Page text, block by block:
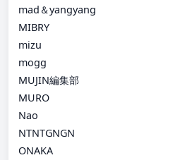
mad＆yangyang
MIBRY
mizu
mogg
MUJIN編集部
MURO
Nao
NTNTGNGN
ONAKA